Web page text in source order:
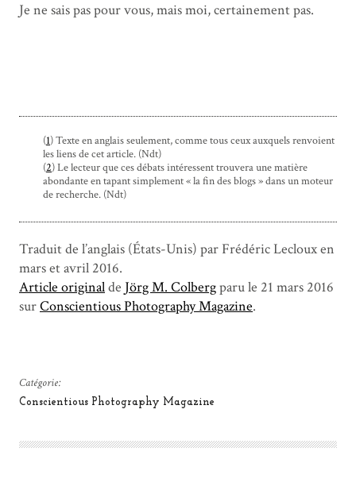
Je ne sais pas pour vous, mais moi, certainement pas.
(1) Texte en anglais seulement, comme tous ceux auxquels renvoient
les liens de cet article. (Ndt)
(2) Le lecteur que ces débats intéressent trouvera une matière
abondante en tapant simplement « la fin des blogs » dans un moteur
de recherche. (Ndt)
Traduit de l’anglais (États-Unis) par Frédéric Lecloux en
mars et avril 2016.
Article originalde Jörg M. Colbergparu le 21 mars 2016
surConscientious Photography Magazine.
Catégorie:
Conscientious Photography Magazine